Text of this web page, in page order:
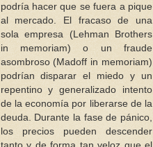
podría hacer que se fuera a pique
al mercado. El fracaso de una
sola empresa (Lehman Brothers
in memoriam) o un fraude
asombroso (Madoff in memoriam)
podrían disparar el miedo y un
repentino y generalizado intento
de la economía por liberarse de la
deuda. Durante la fase de pánico,
los precios pueden descender